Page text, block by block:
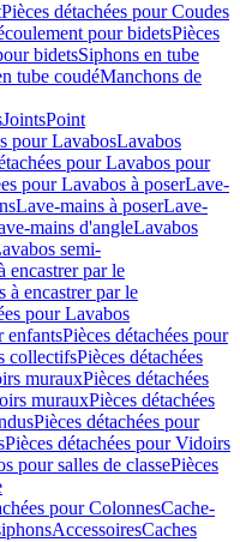
Pièces détachées pour Coudes
pour bidetsPièces
bidetsSiphons en tube
tube coudéManchons de
JointsPoint
pour LavabosLavabos
pour Lavabos pour
pour Lavabos à poserLave-
Lave-mains à poserLave-
mains d'angleLavabos
semi-
encastrer par le
à encastrer par le
pour Lavabos
enfantsPièces détachées pour
collectifsPièces détachées
murauxPièces détachées
murauxPièces détachées
Pièces détachées pour
Pièces détachées pour Vidoirs
pour salles de classePièces
pour ColonnesCache-
AccessoiresCaches